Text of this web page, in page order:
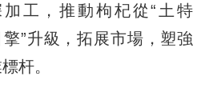
工，推動枸杞從“土特
”升級，拓展市場，塑強
杆。